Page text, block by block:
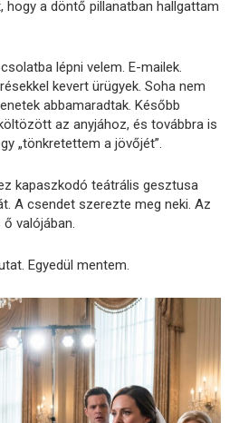
a döntő pillanatban hallgattam
lépni velem. E-mailek.
kevert ürügyek. Soha nem
abbamaradtak. Később
az anyjához, és továbbra is
„tönkretettem a jövőjét”.
kapaszkodó teátrális gesztusa
A csendet szerezte meg neki. Az
valójában.
Egyedül mentem.